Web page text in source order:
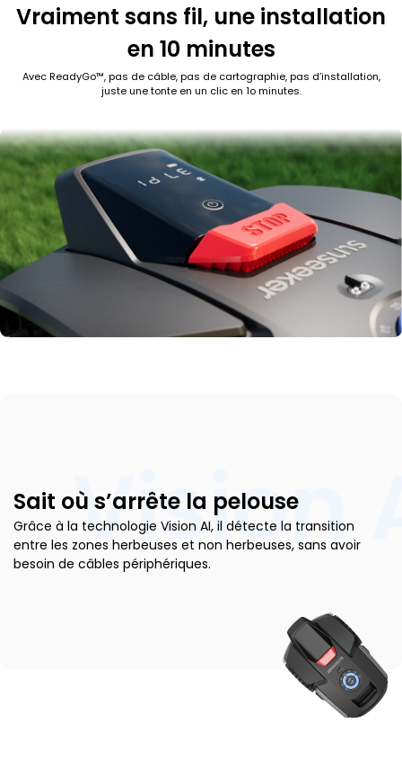
Vraiment sans fil, une installation
en 10 minutes
Avec ReadyGo™, pas de câble, pas de cartographie, pas d’installation,
juste une tonte en un clic en 1o minutes.
Sait où s’arrête la pelouse
Grâce à la technologie Vision AI, il détecte la transition
entre les zones herbeuses et non herbeuses, sans avoir
besoin de câbles périphériques.
Vision